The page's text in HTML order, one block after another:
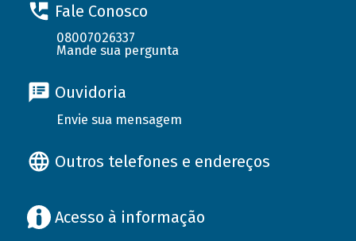
Fale Conosco
08007026337
Mande sua pergunta
Ouvidoria
Envie sua mensagem
Outros telefones e endereços
Acesso à informação